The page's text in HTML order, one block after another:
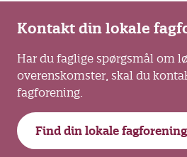
Kontakt din lokale
Har du faglige spørgsmål om
overenskomster, skal du
fagforening.
Find din lokale fagforening